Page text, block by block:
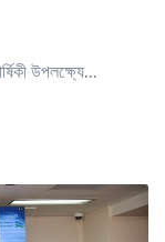
উপলক্ষ্যে...